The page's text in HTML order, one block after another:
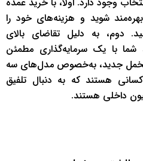
شوید و هزینه‌های خود را
دوم، به دلیل تقاضای بالای
شما با یک سرمایه‌گذاری مطمئن
مخمل جدید، به‌خصوص مدل‌های سه
هستند که به دنبال تلفیق
داخلی هستند.